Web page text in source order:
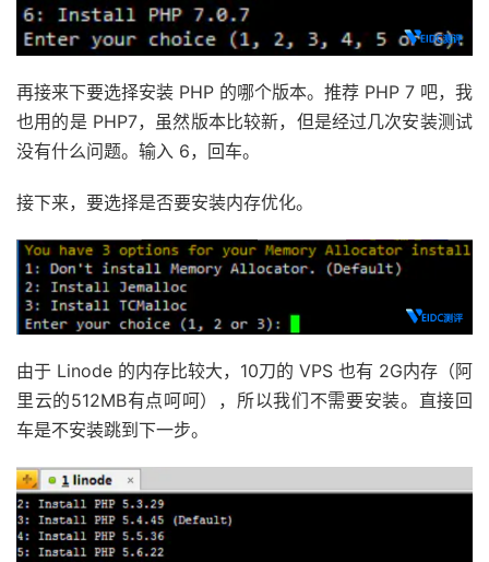
再接来下要选择安装 PHP 的哪个版本。推荐 PHP 7 吧，我
也用的是 PHP7，虽然版本比较新，但是经过几次安装测试
没有什么问题。输入 6，回车。
接下来，要选择是否要安装内存优化。
由于 Linode 的内存比较大，10刀的 VPS 也有 2G内存（阿
里云的512MB有点呵呵），所以我们不需要安装。直接回
车是不安装跳到下一步。